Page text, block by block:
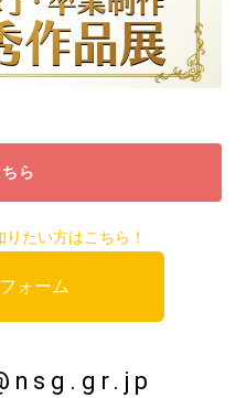
ら
たい方はこちら！
ォーム